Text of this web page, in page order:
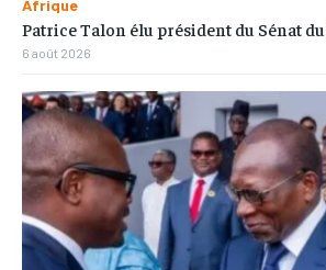
Afrique
Patrice Talon élu président du Sénat
6 août 2026